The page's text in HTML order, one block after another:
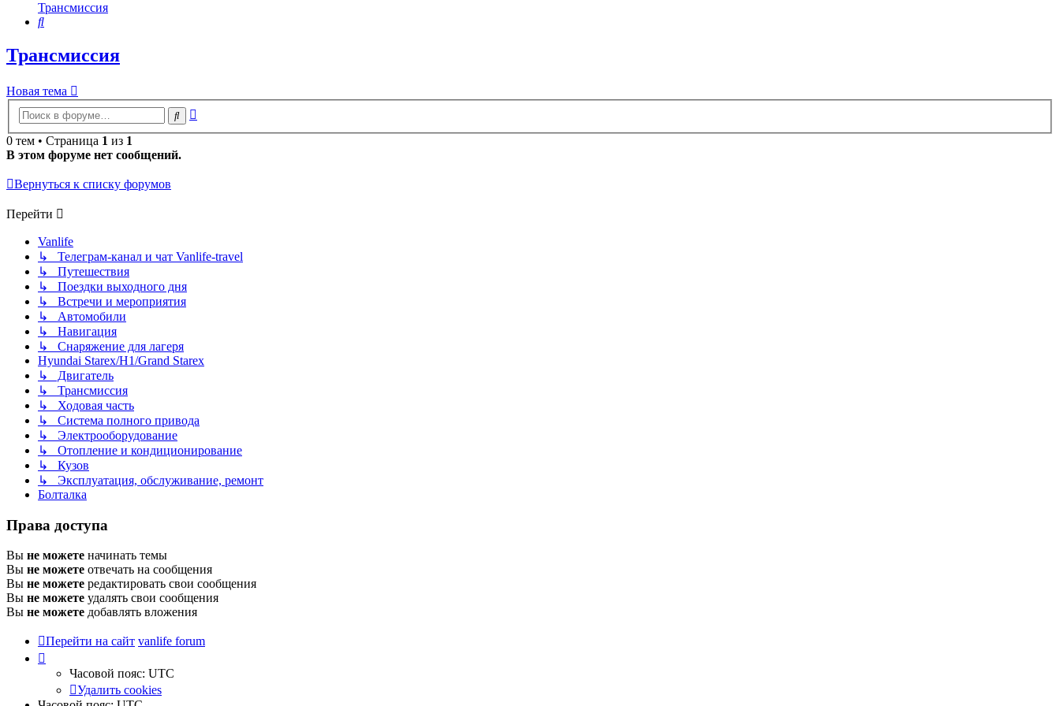
Трансмиссия
Поиск
Трансмиссия
Новая тема
Поиск
0 тем • Страница 1 из 1
В этом форуме нет сообщений.
Вернуться к списку форумов
Перейти
Vanlife
↳ Телеграм-канал и чат Vanlife-travel
↳ Путешествия
↳ Поездки выходного дня
↳ Встречи и мероприятия
↳ Автомобили
↳ Навигация
↳ Снаряжение для лагеря
Hyundai Starex/H1/Grand Starex
↳ Двигатель
↳ Трансмиссия
↳ Ходовая часть
↳ Система полного привода
↳ Электрооборудование
↳ Отопление и кондиционирование
↳ Кузов
↳ Эксплуатация, обслуживание, ремонт
Болталка
Права доступа
Вы не можете начинать темы
Вы не можете отвечать на сообщения
Вы не можете редактировать свои сообщения
Вы не можете удалять свои сообщения
Вы не можете добавлять вложения
Перейти на сайт vanlife forum
Часовой пояс: UTC
Удалить cookies